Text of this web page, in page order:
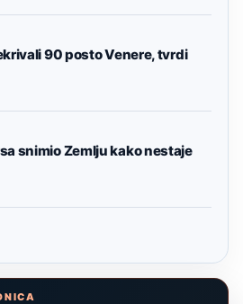
90 posto Venere, tvrdi
snimio Zemlju kako nestaje